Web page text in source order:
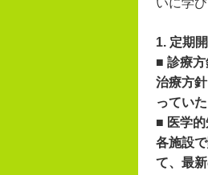
いに学
1. 定期
■ 診療
治療方
ってい
■ 医学
各施設
て、最